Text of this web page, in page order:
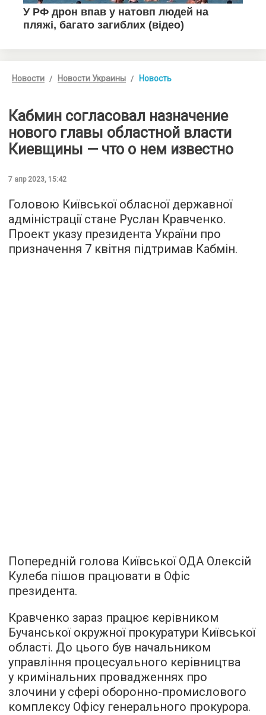
Новости Новости Украины Новость
Кабмин согласовал назначение
нового главы областной власти
Киевщины — что о нем известно
7 апр 2023, 15:42
Головою Київської обласної державної
адміністрації стане Руслан Кравченко.
Проект указу президента України про
призначення 7 квітня підтримав Кабмін.
Попередній голова Київської ОДА Олексій
Кулеба пішов працювати в Офіс
президента.
Кравченко зараз працює керівником
Бучанської окружної прокуратури Київської
області. До цього був начальником
управління процесуального керівництва
у кримінальних провадженнях про
злочини у сфері оборонно-промислового
комплексу Офісу генерального прокурора.